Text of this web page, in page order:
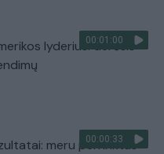
00:01:00
lyderius: derėsis
00:00:33
meru perrinktas